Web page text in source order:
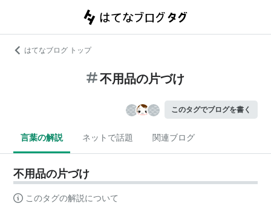
はてなブログ トップ
不用品の片づけ
このタグでブログを書く
言葉の解説 ネットで話題 関連ブログ
不用品の片づけ
このタグの解説について